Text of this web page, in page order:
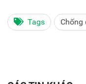
Tags Chống